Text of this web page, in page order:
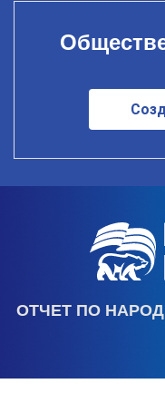
ОТЧЕТ ПО